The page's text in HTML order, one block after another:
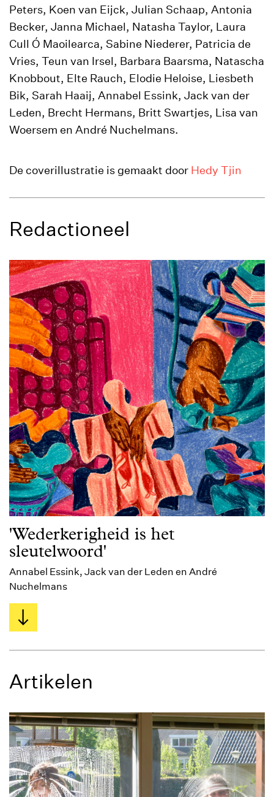
Peters, Koen van Eijck, Julian Schaap, Antonia
Becker, Janna Michael, Natasha Taylor, Laura
Cull Ó Maoilearca, Sabine Niederer, Patricia de
Vries, Teun van Irsel, Barbara Baarsma, Natascha
Knobbout, Elte Rauch, Elodie Heloise, Liesbeth
Bik, Sarah Haaij, Annabel Essink, Jack van der
Leden, Brecht Hermans, Britt Swartjes, Lisa van
Woersem en André Nuchelmans.
De coverillustratie is gemaakt door Hedy Tjin
Redactioneel
'Wederkerigheid is het
sleutelwoord'
Annabel Essink, Jack van der Leden en André
Nuchelmans
Artikelen